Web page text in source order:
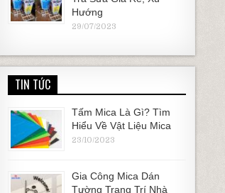
Hướng
29/07/2023
TIN TỨC
Tấm Mica Là Gì? Tìm
Hiểu Về Vật Liệu Mica
23/10/2023
Gia Công Mica Dán
Tường Trang Trí Nhà